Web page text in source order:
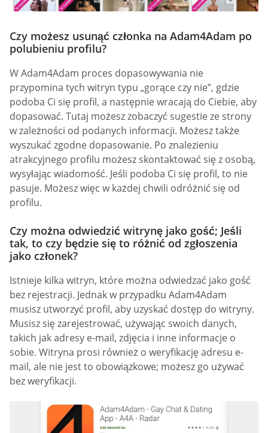
Czy możesz usunąć członka na Adam4Adam po
polubieniu profilu?
W Adam4Adam proces dopasowywania nie
przypomina tych witryn typu „gorące czy nie”, gdzie
podoba Ci się profil, a następnie wracają do Ciebie, aby
dopasować. Tutaj możesz zobaczyć sugestie ze strony
w zależności od podanych informacji. Możesz także
wyszukać zgodne dopasowanie. Po znalezieniu
atrakcyjnego profilu możesz skontaktować się z osobą,
wysyłając wiadomość. Jeśli podoba Ci się profil, to nie
pasuje. Możesz więc w każdej chwili odróżnić się od
profilu.
Czy można odwiedzić witrynę jako gość; Jeśli
tak, to czy będzie się to różnić od zgłoszenia
jako członek?
Istnieje kilka witryn, które można odwiedzać jako gość
bez rejestracji. Jednak w przypadku Adam4Adam
musisz utworzyć profil, aby uzyskać dostęp do witryny.
Musisz się zarejestrować, używając swoich danych,
takich jak adresy e-mail, zdjęcia i inne informacje o
sobie. Witryna prosi również o weryfikację adresu e-
mail, ale nie jest to obowiązkowe; możesz go używać
bez weryfikacji.